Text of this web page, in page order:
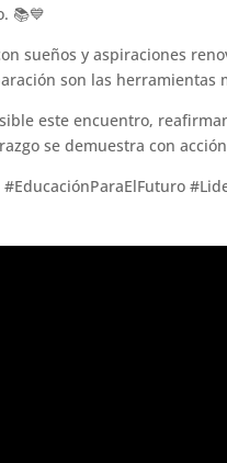
📚💙
sueños y aspiraciones
son las
este encuentro,
se demuestra con